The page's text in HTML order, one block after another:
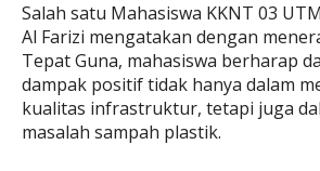
Salah satu Mahasiswa KKNT 03
Al Farizi mengatakan dengan
Tepat Guna, mahasiswa berharap
dampak positif tidak hanya dalam
kualitas infrastruktur, tetapi juga
masalah sampah plastik.